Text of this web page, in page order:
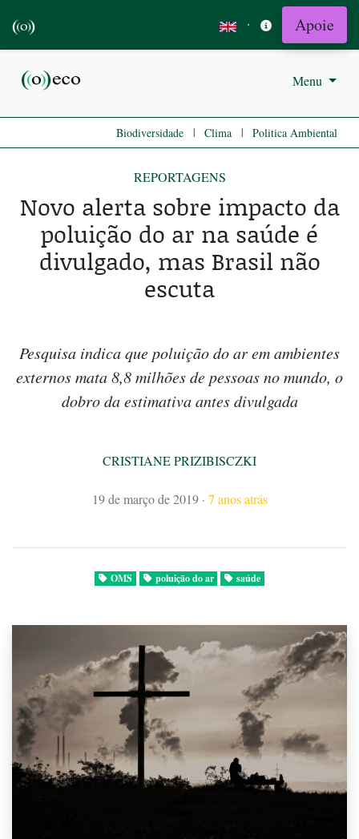
· Apoie
Menu
Biodiversidade | Clima | Politica Ambiental
REPORTAGENS
Novo alerta sobre impacto da
poluição do ar na saúde é
divulgado, mas Brasil não
escuta
Pesquisa indica que poluição do ar em ambientes
externos mata 8,8 milhões de pessoas no mundo, o
dobro da estimativa antes divulgada
CRISTIANE PRIZIBISCZKI
19 de março de 2019 · 7 anos atrás
OMS poluição do ar saúde